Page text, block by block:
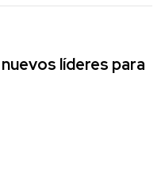
líderes para